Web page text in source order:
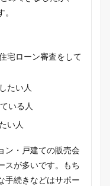
宅ローン審査をして
たい人
いる人
い人
ン・戸建ての販売会
スが多いです。もち
手続きなどはサポー